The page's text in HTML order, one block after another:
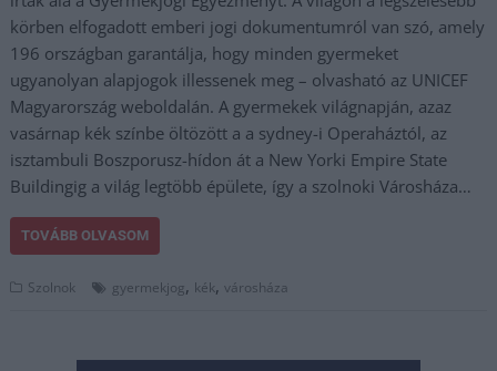
körben elfogadott emberi jogi dokumentumról van szó, amely
196 országban garantálja, hogy minden gyermeket
ugyanolyan alapjogok illessenek meg – olvasható az UNICEF
Magyarország weboldalán. A gyermekek világnapján, azaz
vasárnap kék színbe öltözött a a sydney-i Operaháztól, az
isztambuli Boszporusz-hídon át a New Yorki Empire State
Buildingig a világ legtöbb épülete, így a szolnoki Városháza…
TOVÁBB OLVASOM
Szolnok gyermekjog, kék,városháza